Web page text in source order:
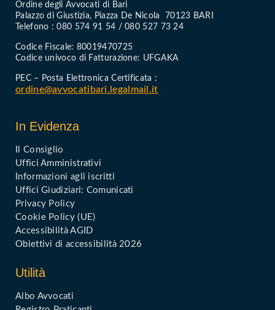
Ordine degli Avvocati di Bari
Palazzo di Giustizia, Piazza De Nicola 70123 BARI
Telefono : 080 574 91 54 / 080 527 73 24
Codice Fiscale: 80019470725
Codice univoco di Fatturazione: UFGAKA
PEC – Posta Elettronica Certificata :
ordine@avvocatibari.legalmail.it
In Evidenza
Il Consiglio
Uffici Amministrativi
Informazioni agli iscritti
Uffici Giudiziari: Comunicati
Privacy Policy
Cookie Policy (UE)
Accessibilità AGID
Obiettivi di accessibilità 2026
Utilità
Albo Avvocati